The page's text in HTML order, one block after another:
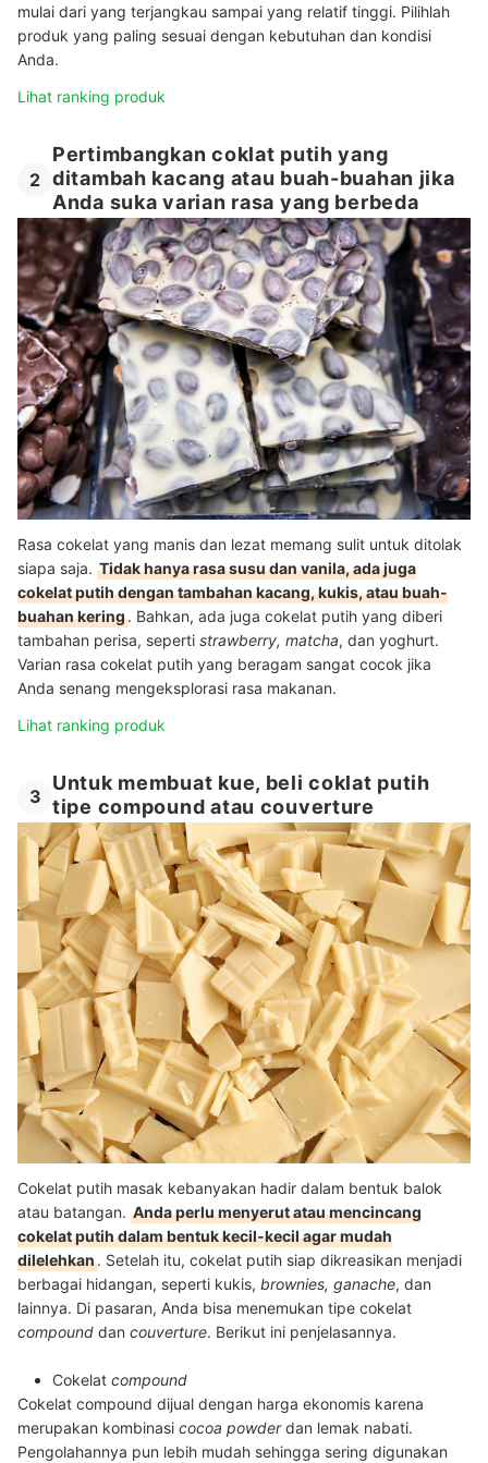
mulai dari yang terjangkau sampai yang relatif tinggi. Pilihlah
produk yang paling sesuai dengan kebutuhan dan kondisi
Anda.
Lihat ranking produk
2
Pertimbangkan coklat putih yang
ditambah kacang atau buah-buahan jika
Anda suka varian rasa yang berbeda
Rasa cokelat yang manis dan lezat memang sulit untuk ditolak
siapa saja. Tidak hanya rasa susu dan vanila, ada juga
cokelat putih dengan tambahan kacang, kukis, atau buah-
buahan kering. Bahkan, ada juga cokelat putih yang diberi
tambahan perisa, seperti strawberry, matcha, dan yoghurt.
Varian rasa cokelat putih yang beragam sangat cocok jika
Anda senang mengeksplorasi rasa makanan.
Lihat ranking produk
3
Untuk membuat kue, beli coklat putih
tipe compound atau couverture
Cokelat putih masak kebanyakan hadir dalam bentuk balok
atau batangan. Anda perlu menyerut atau mencincang
cokelat putih dalam bentuk kecil-kecil agar mudah
dilelehkan. Setelah itu, cokelat putih siap dikreasikan menjadi
berbagai hidangan, seperti kukis, brownies, ganache, dan
lainnya. Di pasaran, Anda bisa menemukan tipe cokelat
compound dan couverture. Berikut ini penjelasannya.
Cokelat compound
Cokelat compound dijual dengan harga ekonomis karena
merupakan kombinasi cocoa powderdan lemak nabati.
Pengolahannya pun lebih mudah sehingga sering digunakan